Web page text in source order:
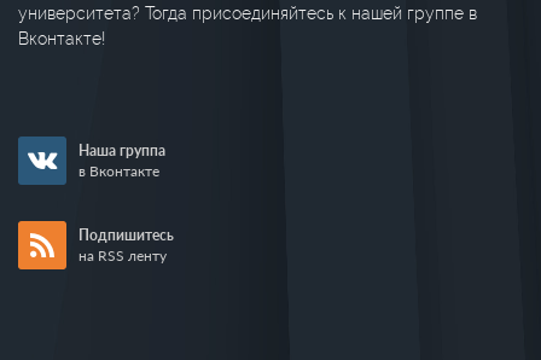
университета? Тогда присоединяйтесь к нашей группе в
Вконтакте!
Наша группа
в Вконтакте
Подпишитесь
на RSS ленту